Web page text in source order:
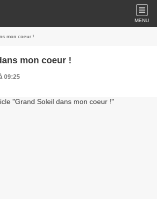
MENU
mon coeur !
mon coeur !
09:25